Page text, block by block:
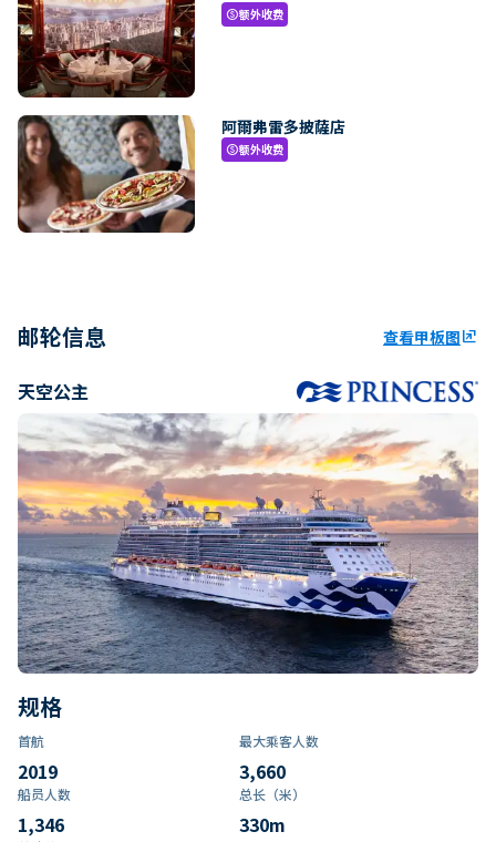
paid额外收费
阿爾弗雷多披薩店
paid额外收费
邮轮信息 查看甲板图ungroup
天空公主
规格
首航
2019
最大乘客人数
3,660
船员人数
1,346
总长（米）
330m